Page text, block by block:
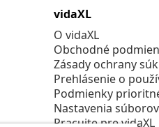
vidaXL
O vidaXL
Obchodné
Zásady ochrany
Prehlásenie o
Podmienky
Nastavenia
Pracujte pre vidaXL